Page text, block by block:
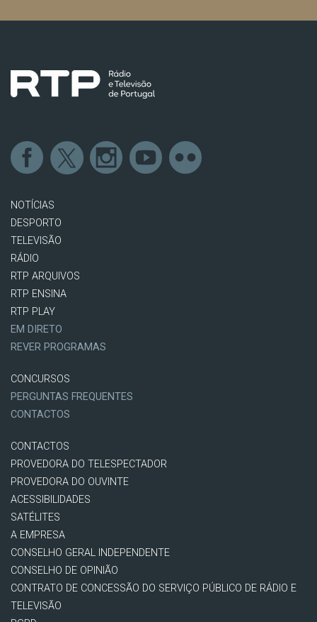
NOTÍCIAS
DESPORTO
TELEVISÃO
RÁDIO
RTP ARQUIVOS
RTP ENSINA
RTP PLAY
EM DIRETO
REVER PROGRAMAS
CONCURSOS
PERGUNTAS FREQUENTES
CONTACTOS
CONTACTOS
PROVEDORA DO TELESPECTADOR
PROVEDORA DO OUVINTE
ACESSIBILIDADES
SATÉLITES
A EMPRESA
CONSELHO GERAL INDEPENDENTE
CONSELHO DE OPINIÃO
CONTRATO DE CONCESSÃO DO SERVIÇO PÚBLICO DE RÁDIO E
TELEVISÃO